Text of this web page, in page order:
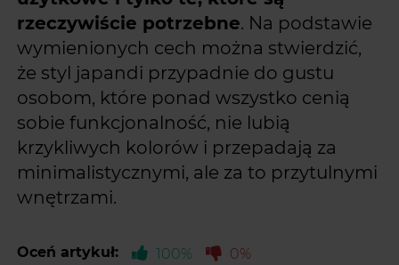
rzeczywiście potrzebne. Na podstawie
wymienionych cech można stwierdzić,
że styl japandi przypadnie do gustu
osobom, które ponad wszystko cenią
sobie funkcjonalność, nie lubią
krzykliwych kolorów i przepadają za
minimalistycznymi, ale za to przytulnymi
wnętrzami.
Oceń artykuł: 100% 0%